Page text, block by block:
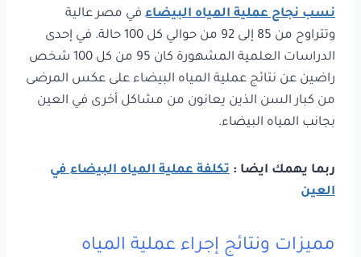
نسب نجاح عملية المياه البيضاء في مصر عالية
وتتراوح من 85 إلى 92 من حوالي كل 100 حالة. في إحدى
الدراسات العلمية المشهورة كان 95 من كل 100 شخص
راضين عن نتائج عملية المياه البيضاء على عكس المرضى
من كبار السن الذين يعانون من مشاكل أخرى في العين
بجانب المياه البيضاء.
ربما يهمك ايضا : تكلفة عملية المياه البيضاء في
العين
مميزات ونتائج إجراء عملية المياه